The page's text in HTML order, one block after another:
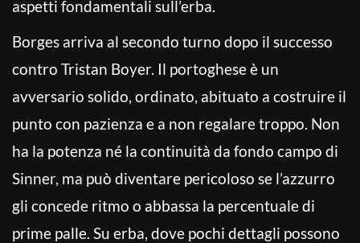
aspetti fondamentali sull’erba.
Borges arriva al secondo turno dopo il successo
contro Tristan Boyer. Il portoghese è un
avversario solido, ordinato, abituato a costruire il
punto con pazienza e a non regalare troppo. Non
ha la potenza né la continuità da fondo campo di
Sinner, ma può diventare pericoloso se l’azzurro
gli concede ritmo o abbassa la percentuale di
prime palle. Su erba, dove pochi dettagli possono